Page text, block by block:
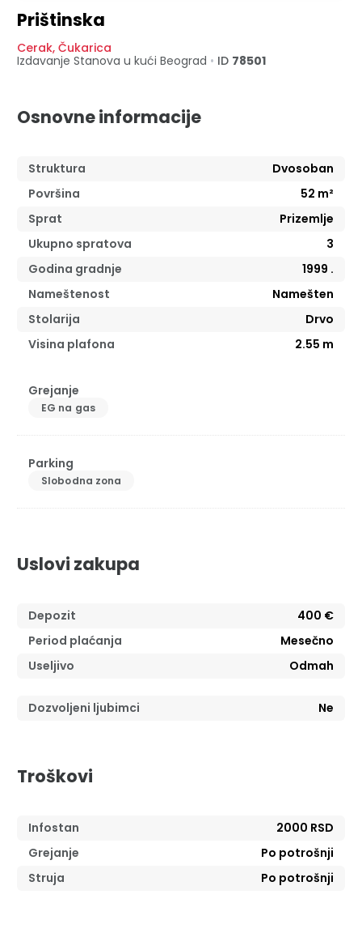
Prištinska
Cerak, Čukarica
Izdavanje Stanova u kući Beograd • ID 78501
Osnovne informacije
Struktura
Dvosoban
Površina
52 m²
Sprat
Prizemlje
Ukupno spratova
3
Godina gradnje
1999 .
Nameštenost
Namešten
Stolarija
Drvo
Visina plafona
2.55 m
Grejanje
EG na gas
Parking
Slobodna zona
Uslovi zakupa
Depozit
400 €
Period plaćanja
Mesečno
Useljivo
Odmah
Dozvoljeni ljubimci Ne
Troškovi
Infostan
2000 RSD
Grejanje
Po potrošnji
Struja
Po potrošnji